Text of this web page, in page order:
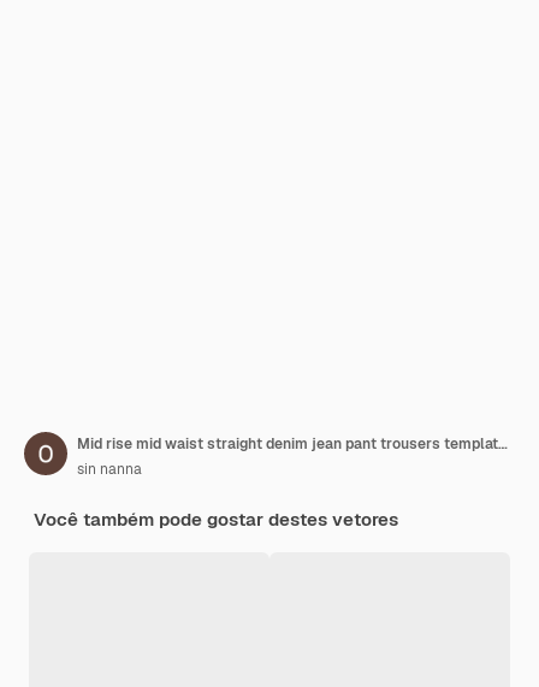
Mid rise mid waist straight denim jean pant trousers template desenho técnico esboço plano cad mocku
sin nanna
Você também pode gostar destes vetores